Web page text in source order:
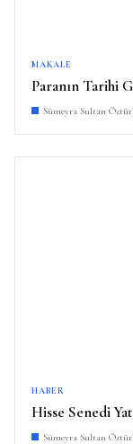
MAKALE
Paranın Tarihi
Sümeyra Sultan
HABER
Hisse Senedi
Sümeyra Sultan